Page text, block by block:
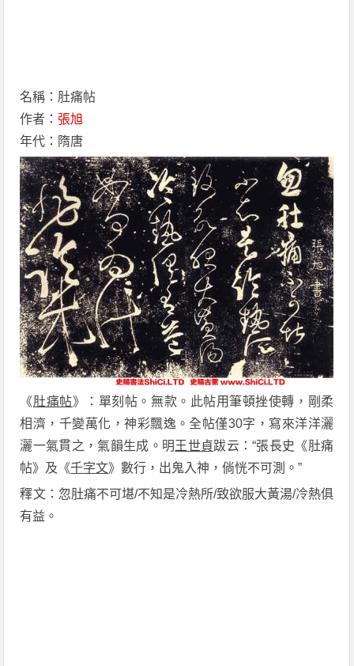
名稱：肚痛帖
作者： 張旭
年代：隋唐
《肚痛帖》：單刻帖。無款。此帖用筆頓挫使轉，剛柔
相濟，千變萬化，神彩飄逸。全帖僅30字，寫來洋洋灑
灑一氣貫之，氣韻生成。明 王世貞跋云：“張長史《肚痛
帖》及《千字文》數行，出鬼入神，倘恍不可測。”
釋文：忽肚痛不可堪/不知是冷熱所/致欲服大黃湯/冷熱俱
有益。